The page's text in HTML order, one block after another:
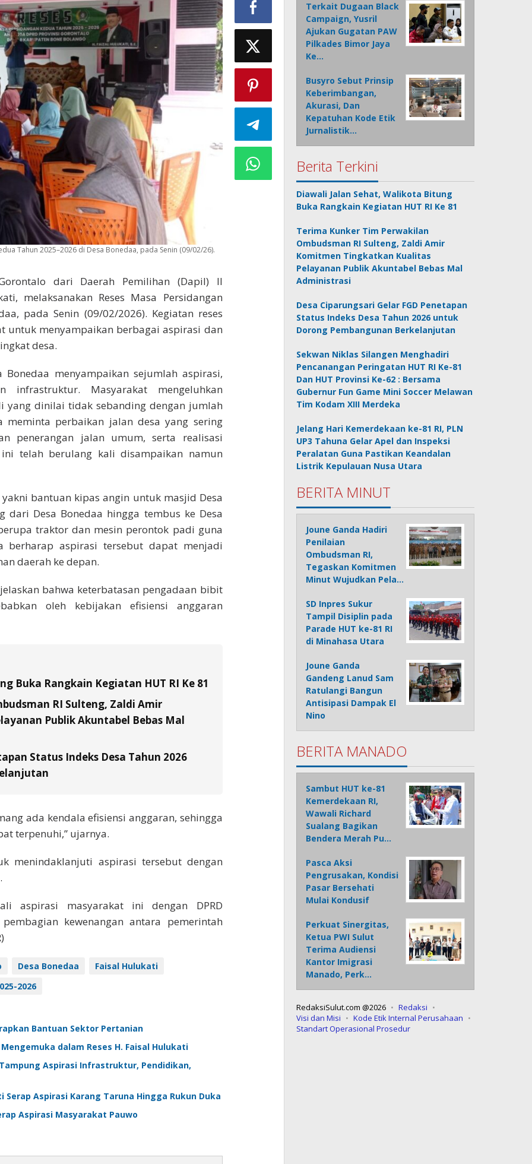
Tahun 2025–2026 di Desa Bonedaa, pada Senin (09/02/26).
dari Daerah Pemilihan (Dapil) II
melaksanakan Reses Masa Persidangan
pada Senin (09/02/2026). Kegiatan reses
untuk menyampaikan berbagai aspirasi dan
desa.
menyampaikan sejumlah aspirasi,
Masyarakat mengeluhkan
dinilai tidak sebanding dengan jumlah
perbaikan jalan desa yang sering
penerangan jalan umum, serta realisasi
telah berulang kali disampaikan namun
bantuan kipas angin untuk masjid Desa
dari Desa Bonedaa hingga tembus ke Desa
traktor dan mesin perontok padi guna
berharap aspirasi tersebut dapat menjadi
daerah ke depan.
bahwa keterbatasan pengadaan bibit
oleh kebijakan efisiensi anggaran
Buka Rangkain Kegiatan HUT RI Ke 81
RI Sulteng, Zaldi Amir
Publik Akuntabel Bebas Mal
Status Indeks Desa Tahun 2026
ada kendala efisiensi anggaran, sehingga
terpenuhi,” ujarnya.
menindaklanjuti aspirasi tersebut dengan
aspirasi masyarakat ini dengan DPRD
kewenangan antara pemerintah
Desa Bonedaa
Faisal Hulukati
2026
Bantuan Sektor Pertanian
dalam Reses H. Faisal Hulukati
Aspirasi Infrastruktur, Pendidikan,
Serap Aspirasi Karang Taruna Hingga Rukun Duka
Aspirasi Masyarakat Pauwo
Terkait Dugaan Black
Campaign, Yusril
Ajukan Gugatan PAW
Pilkades Bimor Jaya
Ke…
Busyro Sebut Prinsip
Keberimbangan,
Akurasi, Dan
Kepatuhan Kode Etik
Jurnalistik…
Berita Terkini
Diawali Jalan Sehat, Walikota Bitung
Buka Rangkain Kegiatan HUT RI Ke 81
Terima Kunker Tim Perwakilan
Ombudsman RI Sulteng, Zaldi Amir
Komitmen Tingkatkan Kualitas
Pelayanan Publik Akuntabel Bebas Mal
Administrasi
Desa Ciparungsari Gelar FGD Penetapan
Status Indeks Desa Tahun 2026 untuk
Dorong Pembangunan Berkelanjutan
Sekwan Niklas Silangen Menghadiri
Pencanangan Peringatan HUT RI Ke-81
Dan HUT Provinsi Ke-62 : Bersama
Gubernur Fun Game Mini Soccer Melawan
Tim Kodam XIII Merdeka
Jelang Hari Kemerdekaan ke-81 RI, PLN
UP3 Tahuna Gelar Apel dan Inspeksi
Peralatan Guna Pastikan Keandalan
Listrik Kepulauan Nusa Utara
BERITA MINUT
Joune Ganda Hadiri
Penilaian
Ombudsman RI,
Tegaskan Komitmen
Minut Wujudkan Pela…
SD Inpres Sukur
Tampil Disiplin pada
Parade HUT ke-81 RI
di Minahasa Utara
Joune Ganda
Gandeng Lanud Sam
Ratulangi Bangun
Antisipasi Dampak El
Nino
BERITA MANADO
Sambut HUT ke-81
Kemerdekaan RI,
Wawali Richard
Sualang Bagikan
Bendera Merah Pu…
Pasca Aksi
Pengrusakan, Kondisi
Pasar Bersehati
Mulai Kondusif
Perkuat Sinergitas,
Ketua PWI Sulut
Terima Audiensi
Kantor Imigrasi
Manado, Perk…
RedaksiSulut.com @2026
Redaksi
Visi dan Misi
Kode Etik Internal Perusahaan
Standart Operasional Prosedur